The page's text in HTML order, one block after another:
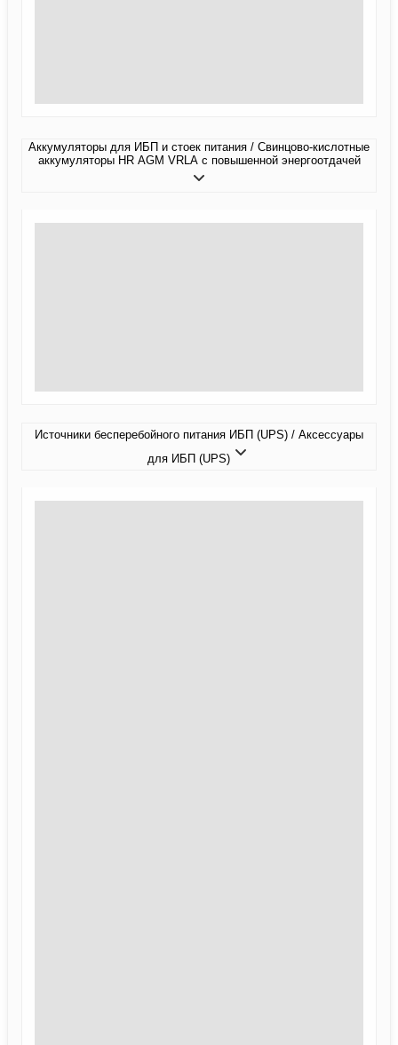
Аккумуляторы для ИБП и стоек питания / Свинцово-кислотные
аккумуляторы HR AGM VRLA с повышенной энергоотдачей
Источники бесперебойного питания ИБП (UPS) / Аксессуары
для ИБП (UPS)